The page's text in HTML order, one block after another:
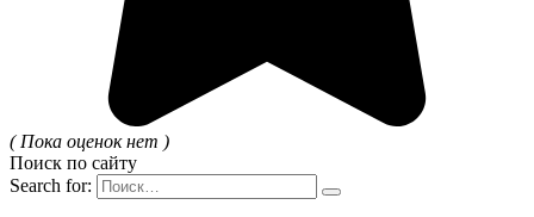
( Пока оценок нет )
Поиск по сайту
Search for: